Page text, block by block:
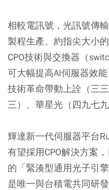
相較電訊號，光訊號傳
製程生產、約指尖大小
CPO技術與交換器（
可大幅提高AI伺服器效
技術革命帶動上詮（三
三）、華星光（四九七
輝達新一代伺服器平台
有望採用CPO解決方案
的「緊湊型通用光子引
是唯一與台積電共同研